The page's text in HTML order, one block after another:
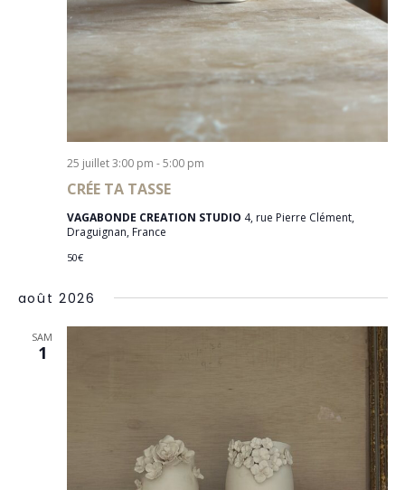
CRÉE TA TASSE
25 juillet 3:00 pm -5:00 pm
VAGABONDE CREATION STUDIO 4, rue Pierre Clément,
Draguignan, France
50€
août 2026
SAM
1